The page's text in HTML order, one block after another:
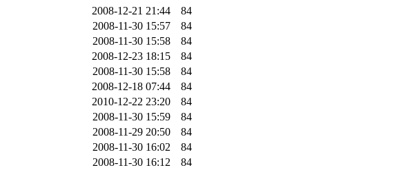
2008-12-21 21:44
84
2008-11-30 15:57
84
2008-11-30 15:58
84
2008-12-23 18:15
84
2008-11-30 15:58
84
2008-12-18 07:44
84
2010-12-22 23:20
84
2008-11-30 15:59
84
2008-11-29 20:50
84
2008-11-30 16:02
84
2008-11-30 16:12
84